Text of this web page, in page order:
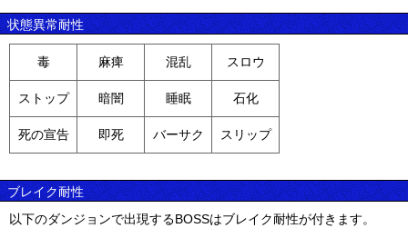
状態異常耐性
毒 麻痺 混乱 スロウ
ストップ 暗闇 睡眠 石化
死の宣告 即死 バーサク スリップ
ブレイク耐性
以下のダンジョンで出現するBOSSはブレイク耐性が付きます。